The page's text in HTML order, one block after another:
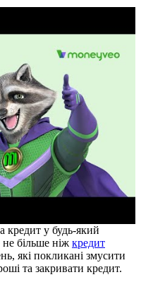
кредит у будь-який
більше ніж кредит
які покликані змусити
та закривати кредит.